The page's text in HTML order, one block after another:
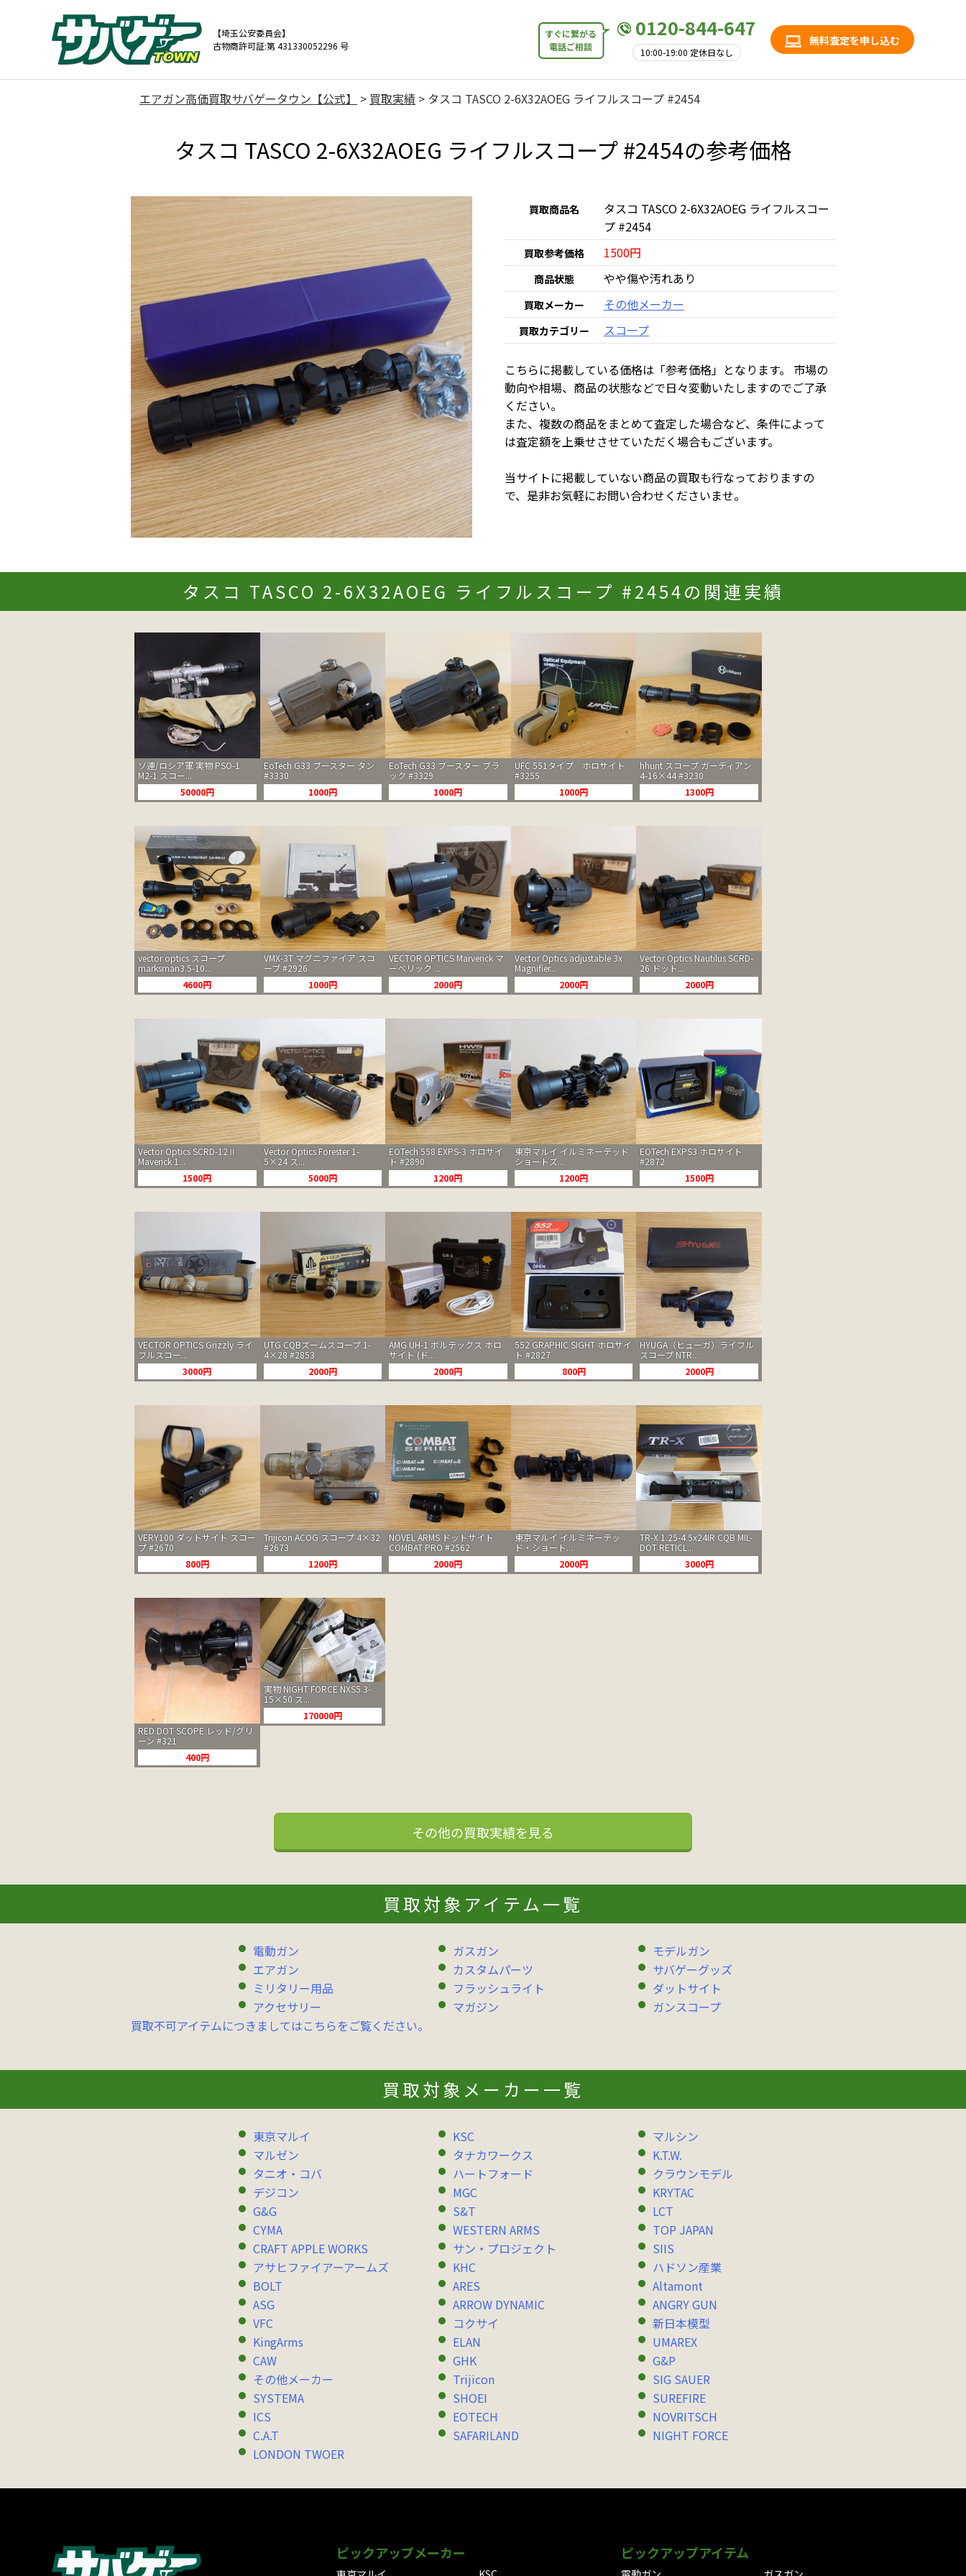
【埼玉公安委員会】
古物商許可証:第 431330052296 号
0120-844-647
10:00-19:00 定休日なし
すぐに繋がる
電話ご相談
無料査定を申し込む
エアガン高価買取サバゲータウン【公式】 > 買取実績 > タスコ TASCO 2-6X32AOEG ライフルスコープ #2454
タスコ TASCO 2-6X32AOEG ライフルスコープ #2454の参考価格
買取商品名
タスコ TASCO 2-6X32AOEG ライフルスコー
プ #2454
買取参考価格 1500円
商品状態 やや傷や汚れあり
買取メーカー その他メーカー
買取カテゴリー スコープ
こちらに掲載している価格は「参考価格」となります。 市場の
動向や相場、商品の状態などで日々変動いたしますのでご了承
ください。
また、複数の商品をまとめて査定した場合など、条件によって
は査定額を上乗せさせていただく場合もございます。
当サイトに掲載していない商品の買取も行なっておりますの
で、是非お気軽にお問い合わせくださいませ。
タスコ TASCO 2-6X32AOEG ライフルスコープ #2454の関連実績
ソ連/ロシア軍 実物 PSO-1
M2-1 スコー...
50000円
EoTech G33 ブースター タン
#3330
1000円
EoTech G33 ブースター ブラ
ック #3329
1000円
UFC 551タイプ ホロサイト
#3255
1000円
hhunt スコープ ガーディアン
4-16×44 #3230
1300円
vector optics スコープ
marksman3.5-10...
4600円
VMX-3T マグニファイア スコ
ープ #2926
1000円
VECTOR OPTICS Marverick マ
ーベリック ...
2000円
Vector Optics adjustable 3x
Magnifier...
2000円
Vector Optics Nautilus SCRD-
26 ドット...
2000円
Vector Optics SCRD-12Ⅱ
Maverick 1...
1500円
Vector Optics Forester 1-
5×24 ス...
5000円
EOTech 558 EXPS-3 ホロサイ
ト #2890
1200円
東京マルイ イルミネーテッド
ショートズ...
1200円
EOTech EXPS3 ホロサイト
#2872
1500円
VECTOR OPTICS Grizzly ライ
フルスコー...
3000円
UTG CQBズームスコープ 1-
4×28 #2853
2000円
AMG UH-1 ボルテックス ホロ
サイト (ド...
2000円
552 GRAPHIC SIGHT ホロサイ
ト #2827
800円
HYUGA（ヒューガ）ライフル
スコープ NTR...
2000円
VERY100 ダットサイト スコー
プ #2670
800円
Trijicon ACOG スコープ 4×32
#2673
1200円
NOVEL ARMS ドットサイト
COMBAT PRO #2562
2000円
東京マルイ イルミネーテッ
ド・ショート...
2000円
TR-X 1.25-4.5x24IR CQB MIL-
DOT RETICL...
3000円
RED DOT SCOPE レッド/グリ
ーン #321
400円
実物 NIGHT FORCE NXS5.3-
15×50 ス...
170000円
その他の買取実績を見る
買取対象アイテム一覧
電動ガン ガスガン
モデルガン
エアガン
カスタムパーツ
サバゲーグッズ
ミリタリー用品
フラッシュライト
ダットサイト
アクセサリー
マガジン
ガンスコープ
買取不可アイテムにつきましてはこちらをご覧ください。
買取対象メーカー一覧
東京マルイ KSC
マルシン
マルゼン
タナカワークス
K.T.W.
タニオ・コバ
ハートフォード
クラウンモデル
デジコン
MGC
KRYTAC
G&G
S&T
LCT
CYMA
WESTERN ARMS
TOP JAPAN
CRAFT APPLE WORKS
サン・プロジェクト
SIIS
アサヒファイアーアームズ
KHC
ハドソン産業
BOLT
ARES
Altamont
ASG
ARROW DYNAMIC
ANGRY GUN
VFC
コクサイ
新日本模型
KingArms
ELAN
UMAREX
CAW
GHK
G&P
その他メーカー
Trijicon
SIG SAUER
SYSTEMA
SHOEI
SUREFIRE
ICS
EOTECH
NOVRITSCH
C.A.T
SAFARILAND
NIGHT FORCE
LONDON TWOER
ピックアップメーカー ピックアップアイテム